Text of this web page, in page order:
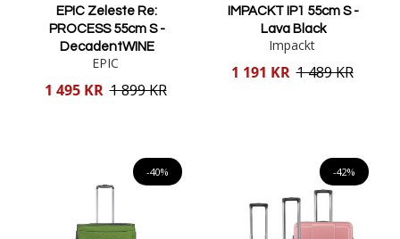
EPIC Zeleste Re:
PROCESS 55cm S -
DecadentWINE
EPIC
Reducerat
1 495 KR 1 899 KR
IMPACKT IP1 55cm S -
Lava Black
Impackt
Reducerat
1 191 KR 1 489 KR
-40% -42%